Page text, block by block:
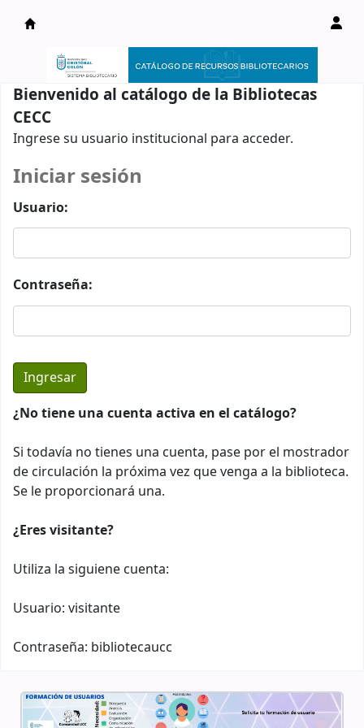
Catálogo en línea
Bienvenido al catálogo de la Bibliotecas
CECC
Ingrese su usuario institucional para acceder.
Iniciar sesión
Usuario:
Contraseña:
¿No tiene una cuenta activa en el catálogo?
Si todavía no tienes una cuenta, pase por el mostrador
de circulación la próxima vez que venga a la biblioteca.
Se le proporcionará una.
¿Eres visitante?
Utiliza la siguiene cuenta:
Usuario: visitante
Contraseña: bibliotecaucc